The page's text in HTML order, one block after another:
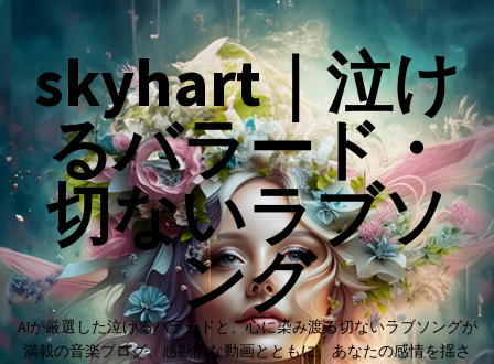
contentskyhart｜泣け
るバラード・
切ないラブソ
ング
AIが厳選した泣けるバラードと、心に染み渡る切ないラブソングが
満載の音楽ブログ。感動的な動画とともに、あなたの感情を揺さ